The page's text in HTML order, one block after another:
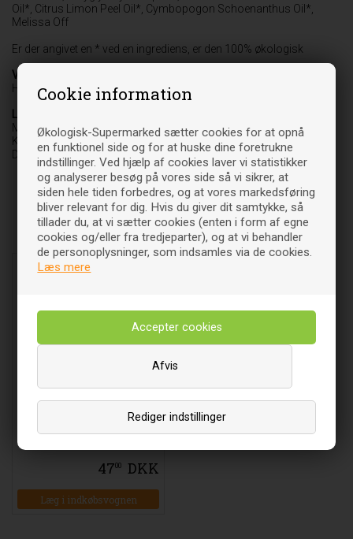
Cookie information
Økologisk-Supermarked sætter cookies for at opnå
en funktionel side og for at huske dine foretrukne
indstillinger. Ved hjælp af cookies laver vi statistikker
og analyserer besøg på vores side så vi sikrer, at
siden hele tiden forbedres, og at vores markedsføring
bliver relevant for dig. Hvis du giver dit samtykke, så
tillader du, at vi sætter cookies (enten i form af egne
cookies og/eller fra tredjeparter), og at vi behandler
de personoplysninger, som indsamles via de cookies.
Læs mere
Rediger indstillinger
Afvis
Oil*, Citrus Limon Peel Oil*, Cymbopogon Schoenanthus Oil*,
Melissa Off
Er der angivet en * ved en ingrediens, er den 100% økologisk
Varebetegnelse
Håndsæbe
Leverandør
Midsona Danmark A/S Food & Beauty
Klostermarken 20
DK-9550 Mariager
Relaterede varer
Håndsæbe Wild Lemongrass
Care
4700 DKK
Læg i indkøbsvognen